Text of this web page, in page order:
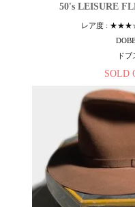
50's LEISURE
レア度 :
ドブ
SOLD